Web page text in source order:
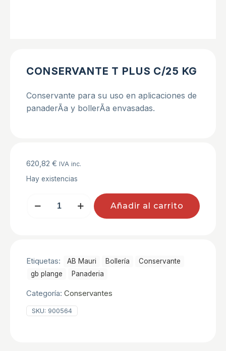
CONSERVANTE T PLUS C/25 KG
Conservante para su uso en aplicaciones de
panaderÃ­a y bollerÃ­a envasadas.
620,82 € IVA inc.
Hay existencias
Añadir al carrito
Etiquetas: AB Mauri Bollerí­a
Conservante
gb plange
Panaderia
Categoría: Conservantes
SKU: 900564